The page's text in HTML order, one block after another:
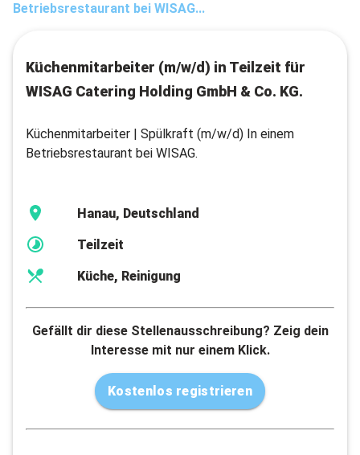
Betriebsrestaurant bei WISAG...
Küchenmitarbeiter (m/w/d) in Teilzeit für
WISAG Catering Holding GmbH & Co. KG.
Küchenmitarbeiter | Spülkraft (m/w/d) In einem
Betriebsrestaurant bei WISAG.
Hanau, Deutschland
Teilzeit
Küche, Reinigung
Gefällt dir diese Stellenausschreibung? Zeig dein
Interesse mit nur einem Klick.
Kostenlos registrieren